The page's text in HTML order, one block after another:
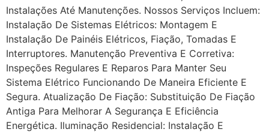
Instalações Até Manutenções. Nossos Serviços Incluem:
Instalação De Sistemas Elétricos: Montagem E
Instalação De Painéis Elétricos, Fiação, Tomadas E
Interruptores. Manutenção Preventiva E Corretiva:
Inspeções Regulares E Reparos Para Manter Seu
Sistema Elétrico Funcionando De Maneira Eficiente E
Segura. Atualização De Fiação: Substituição De Fiação
Antiga Para Melhorar A Segurança E Eficiência
Energética. Iluminação Residencial: Instalação E